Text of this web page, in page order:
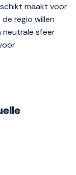
maakt voor
regio willen
neutrale sfeer